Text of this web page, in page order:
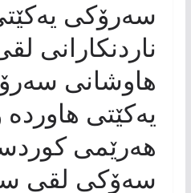
سەرۆکی
ناردنکارانی
ھاوشانی
یەکێتی ھاوردە
ھەرێمی
سەۆکی لقی